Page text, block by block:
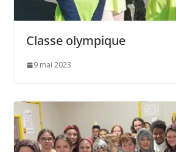
Classe olympique
9 mai 2023